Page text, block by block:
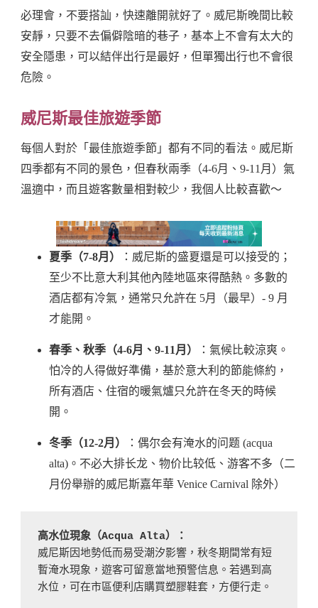
必理會，不要搭訕，快速離開就好了。威尼斯晚間比較
安靜，只要不去偏僻陰暗的巷子，基本上不會有太大的
安全隱患，可以結伴出行是最好，但單獨出行也不會很
危險。
威尼斯最佳旅遊季節
每個人對於「最佳旅遊季節」都有不同的看法。威尼斯
四季都有不同的景色，但春秋兩季（4-6月、9-11月）氣
溫適中，而且遊客數量相對較少，我個人比較喜歡～
夏季（7-8月）
：威尼斯的盛夏還是可以接受的；
至少不比意大利其他內陸地區來得酷熱。多數的
酒店都有冷氣，通常只允許在 5月（最早）- 9 月
才能開。
春季、秋季（4-6月、9-11月）
：氣候比較涼爽。
怕冷的人得做好準備，基於意大利的節能條約，
所有酒店、住宿的暖氣爐只允許在冬天的時候
開。
冬季（12-2月）
：偶尔会有淹水的问题 (acqua
alta)。不必大排长龙、物价比较低、游客不多（二
月份舉辦的威尼斯嘉年華 Venice Carnival 除外）
高水位現象（Acqua Alta）：
威尼斯因地勢低而易受潮汐影響，秋冬期間常有短
暫淹水現象，遊客可留意當地預警信息。若遇到高
水位，可在市區便利店購買塑膠鞋套，方便行走。